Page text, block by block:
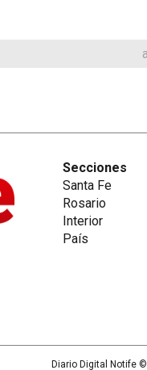
Secciones
Santa Fe
Rosario
Interior
País
Diario Digital Notife©